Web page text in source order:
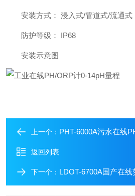
安装方式： 浸入式/管道式/流通式
防护等级： IP68
安装示意图
上一个： PHT-6000A污水在线PH/ORP
返回列表
下一个： LDOT-6700A国产在线荧光法